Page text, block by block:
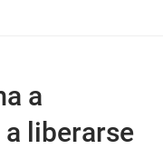
a
liberarse